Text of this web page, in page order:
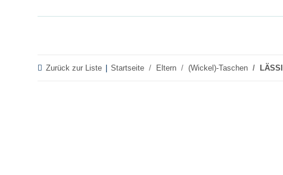
Zurück zur Liste Startseite Eltern (Wickel)-Taschen